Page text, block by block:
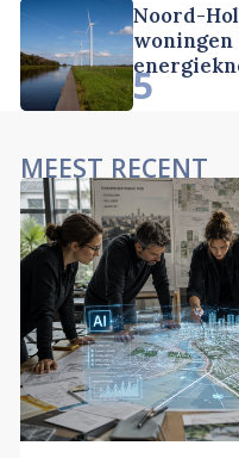
Noord-
5
MEEST RECENT